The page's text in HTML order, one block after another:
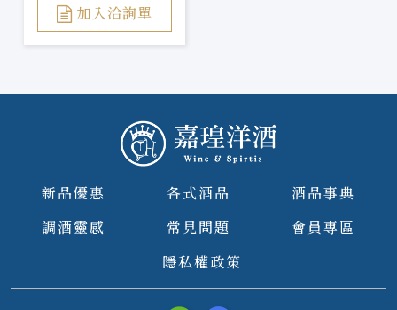
加入洽詢單
新品優惠 各式酒品
酒品事典
調酒靈感
常見問題
會員專區
隱私權政策